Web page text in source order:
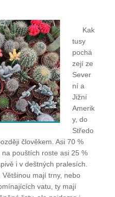
Kak
tusy
pochá
zejí ze
Sever
ní a
Jižní
Amerik
y, do
Středo
člověkem. Asi 70 %
pouštích roste asi 25 %
i v deštných pralesích.
mají trny, nebo
vatu, ty mají